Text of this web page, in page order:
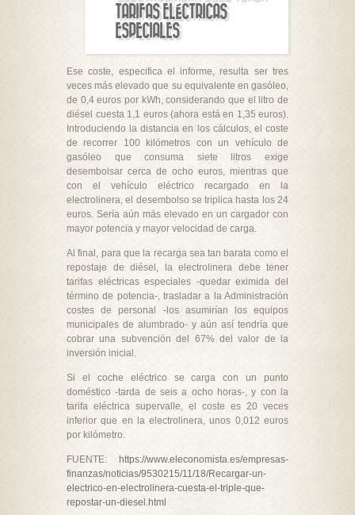
TARIFAS ELÉCTRICAS
ESPECIALES
Ese coste, especifica el informe, resulta ser tres
veces más elevado que su equivalente en gasóleo,
de 0,4 euros por kWh, considerando que el litro de
diésel cuesta 1,1 euros (ahora está en 1,35 euros).
Introduciendo la distancia en los cálculos, el coste
de recorrer 100 kilómetros con un vehículo de
gasóleo que consuma siete litros exige
desembolsar cerca de ocho euros, mientras que
con el vehículo eléctrico recargado en la
electrolinera, el desembolso se triplica hasta los 24
euros. Sería aún más elevado en un cargador con
mayor potencia y mayor velocidad de carga.
Al final, para que la recarga sea tan barata como el
repostaje de diésel, la electrolinera debe tener
tarifas eléctricas especiales -quedar eximida del
término de potencia-, trasladar a la Administración
costes de personal -los asumirían los equipos
municipales de alumbrado- y aún así tendría que
cobrar una subvención del 67% del valor de la
inversión inicial.
Si el coche eléctrico se carga con un punto
doméstico -tarda de seis a ocho horas-, y con la
tarifa eléctrica supervalle, el coste es 20 veces
inferior que en la electrolinera, unos 0,012 euros
por kilómetro.
FUENTE:
https://www.eleconomista.es/empresas-
finanzas/noticias/9530215/11/18/Recargar-un-
electrico-en-electrolinera-cuesta-el-triple-que-
repostar-un-diesel.html